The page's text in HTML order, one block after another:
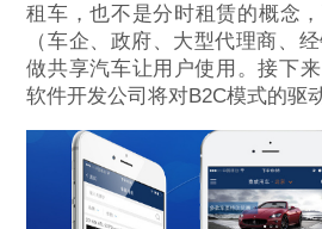
租车，也不是分时租赁的概念
（车企、政府、大型代理商、
做共享汽车让用户使用。接下
软件开发公司将对B2C模式的驱